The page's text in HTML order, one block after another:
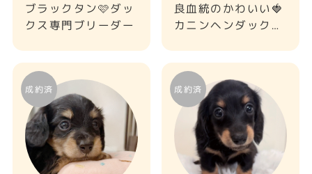
ブラックタン🩷ダッ
クス専門ブリーダー
良血統のかわいい🍓
カニンヘンダックス